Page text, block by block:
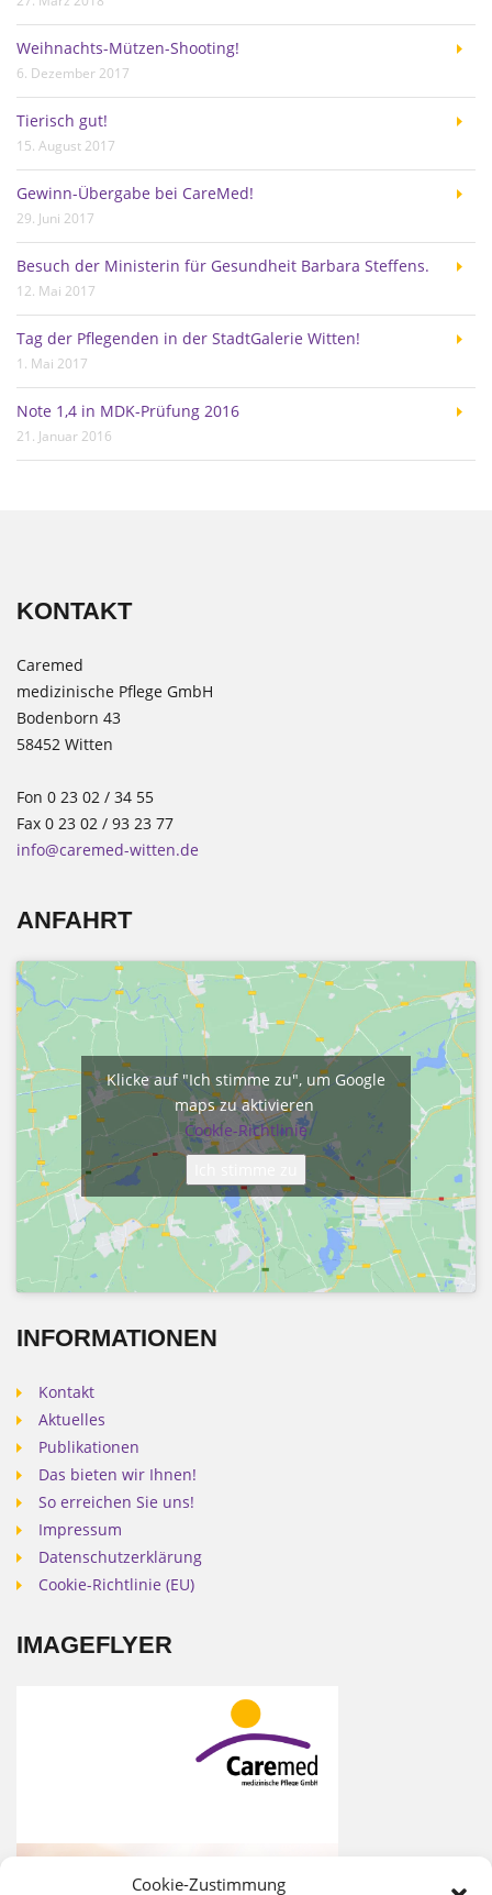
Cookie-Zustimmung
Weihnachts-Mützen-Shooting!
6. Dezember 2017
Tierisch gut!
15. August 2017
Gewinn-Übergabe bei CareMed!
29. Juni 2017
Besuch der Ministerin für Gesundheit Barbara Steffens.
12. Mai 2017
Tag der Pflegenden in der StadtGalerie Witten!
1. Mai 2017
Note 1,4 in MDK-Prüfung 2016
21. Januar 2016
KONTAKT
Caremed
medizinische Pflege GmbH
Bodenborn 43
58452 Witten
Fon 0 23 02 / 34 55
Fax 0 23 02 / 93 23 77
info@caremed-witten.de
ANFAHRT
Klicke auf "Ich stimme zu", um Google
maps zu aktivieren
Cookie-Richtlinie
INFORMATIONEN
Kontakt
Aktuelles
Publikationen
Das bieten wir Ihnen!
So erreichen Sie uns!
Impressum
Datenschutzerklärung
Cookie-Richtlinie (EU)
IMAGEFLYER